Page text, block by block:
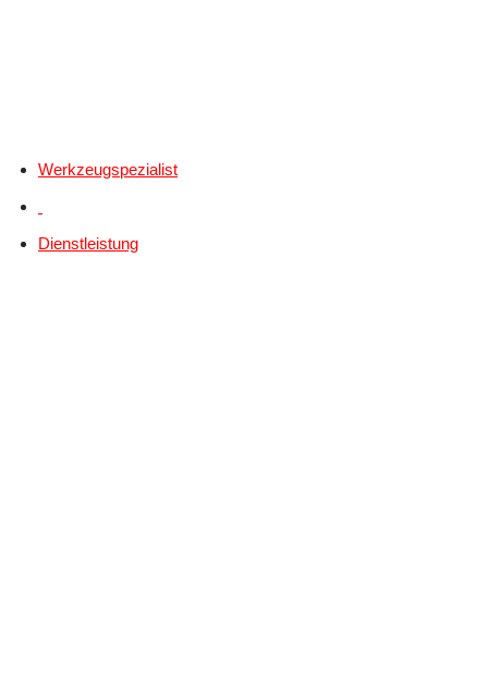
Werkzeugspezialist
Dienstleistung